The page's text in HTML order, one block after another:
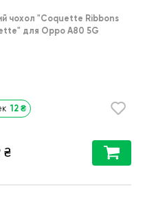
чохол "Coquette Ribbons
для Oppo A80 5G
12 ₴
₴